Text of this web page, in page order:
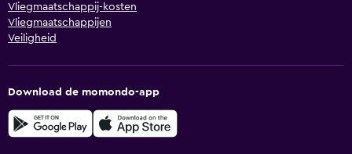
Vliegmaatschappij-kosten
Vliegmaatschappijen
Veiligheid
Download de momondo-app